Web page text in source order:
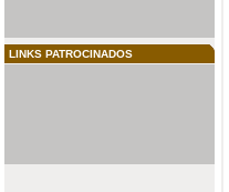
LINKS PATROCINADOS